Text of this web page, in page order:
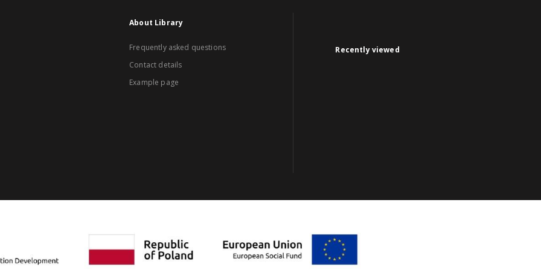
About Library
Frequently asked questions
Contact details
Example page
Recently viewed